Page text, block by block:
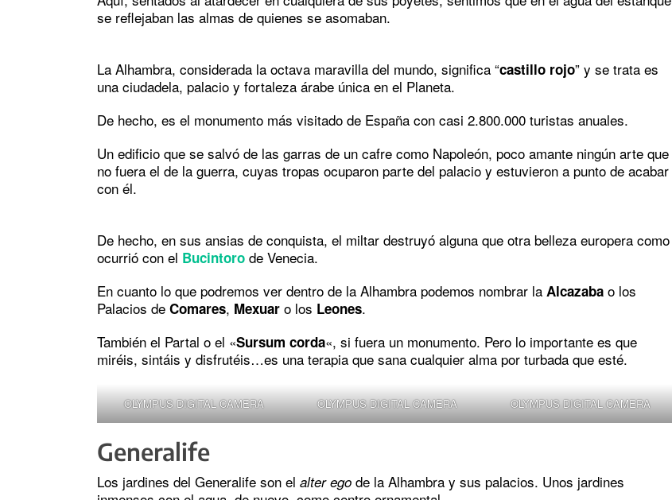
se reflejaban las almas de quienes se asomaban.
La Alhambra, considerada la octava maravilla del mundo, significa “castillo rojo” y se trata es
una ciudadela, palacio y fortaleza árabe única en el Planeta.
De hecho, es el monumento más visitado de España con casi 2.800.000 turistas anuales.
Un edificio que se salvó de las garras de un cafre como Napoleón, poco amante ningún arte que
no fuera el de la guerra, cuyas tropas ocuparon parte del palacio y estuvieron a punto de acabar
con él.
De hecho, en sus ansias de conquista, el miltar destruyó alguna que otra belleza europera como
ocurrió con el Bucintoro de Venecia.
En cuanto lo que podremos ver dentro de la Alhambra podemos nombrar la Alcazaba o los
Palacios de Comares, Mexuar o los Leones.
También el Partal o el «Sursum corda«, si fuera un monumento. Pero lo importante es que
miréis, sintáis y disfrutéis…es una terapia que sana cualquier alma por turbada que esté.
OLYMPUS DIGITAL CAMERA OLYMPUS DIGITAL CAMERA OLYMPUS DIGITAL CAMERA
Generalife
Los jardines del Generalife son el alter ego de la Alhambra y sus palacios. Unos jardines